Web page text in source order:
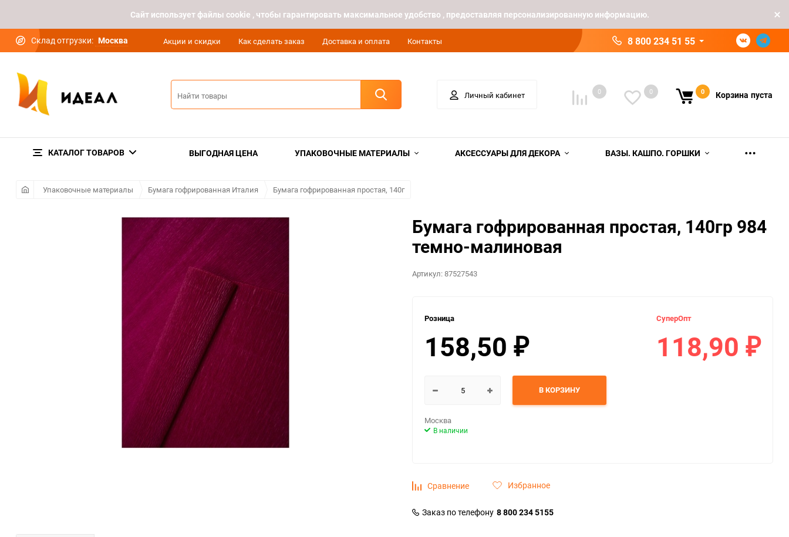
Cайт использует файлы cookie , чтобы гарантировать максимальное удобство , предоставляя персонализированную информацию.
Склад отгрузки: Москва Акции и скидки Как сделать заказ Доставка и оплата Контакты 8 800 234 51 55
Личный кабинет 0 0 0 Корзина пуста
КАТАЛОГ ТОВАРОВ ВЫГОДНАЯ ЦЕНА УПАКОВОЧНЫЕ МАТЕРИАЛЫ АКСЕССУАРЫ ДЛЯ ДЕКОРА ВАЗЫ. КАШПО. ГОРШКИ
Упаковочные материалы Бумага гофрированная Италия Бумага гофрированная простая, 140г
Бумага гофрированная простая, 140гр 984
темно-малиновая
Артикул:87527543
Розница
158,50 ₽
СуперОпт
118,90 ₽
В КОРЗИНУ
Москва
В наличии
Сравнение Избранное
Заказ по телефону 8 800 234 5155